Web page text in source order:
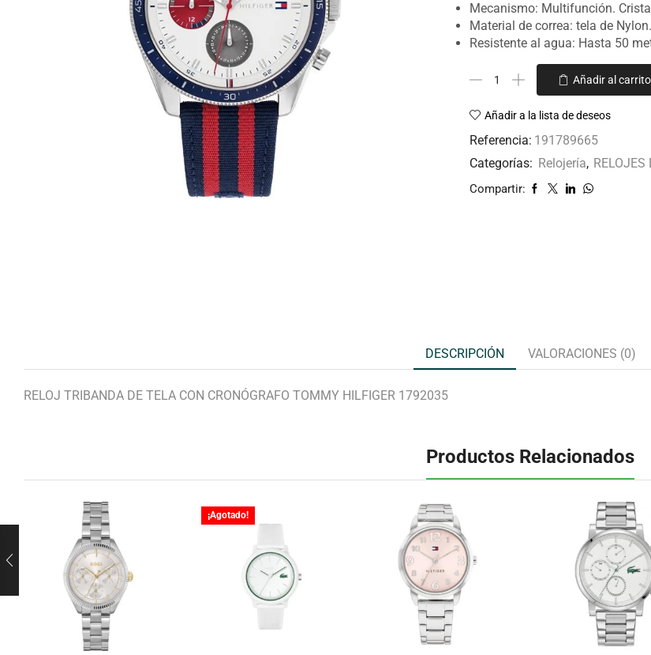
Mecanismo: Multifunción.
Material de correa: tela de Nylon.
Resistente al agua: Hasta 50
Añadir al carrito
Añadir a la lista de deseos
Referencia: 191789665
Categorías: Relojería, RELOJES
Compartir:
DESCRIPCIÓN VALORACIONES (0)
RELOJ TRIBANDA DE TELA CON CRONÓGRAFO TOMMY HILFIGER 1792035
Productos Relacionados
¡Agotado!